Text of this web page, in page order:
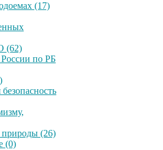
(17)
(62)
по РБ
(26)
(0)